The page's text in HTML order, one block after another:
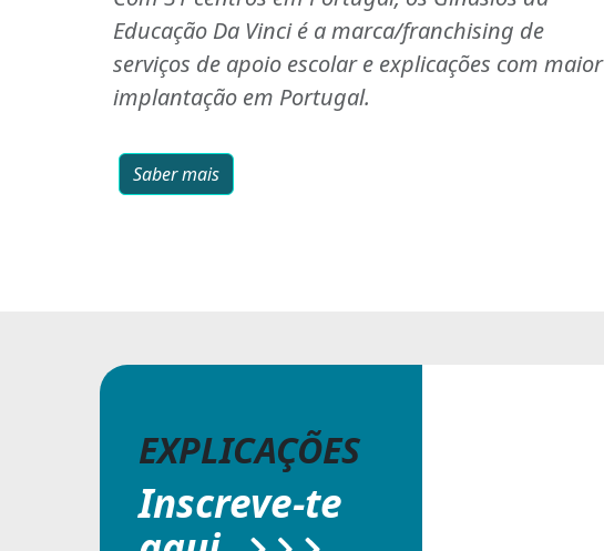
Educação Da Vinci é a marca/franchising de
serviços de apoio escolar e explicações com maior
implantação em Portugal.
Saber mais
EXPLICAÇÕES
Inscreve-te